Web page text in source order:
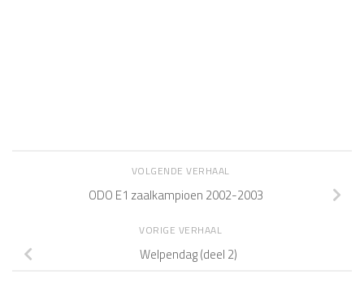
VOLGENDE VERHAAL
ODO E1 zaalkampioen 2002-2003
VORIGE VERHAAL
Welpendag (deel 2)